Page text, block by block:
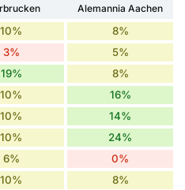
Alemannia Aachen
10% 8%
3% 5%
19% 8%
10% 16%
10% 14%
10% 24%
6% 0%
10% 8%